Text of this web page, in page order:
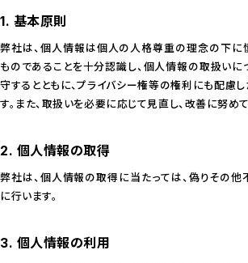
1. 基本原則
弊社は、個人情報は個人の人格尊重の理念の下に
ものであることを十分認識し、個人情報の取扱い
守するとともに、プライバシー権等の権利にも配慮
す。また、取扱いを必要に応じて見直し、改善に努めて
2. 個人情報の取得
弊社は、個人情報の取得に当たっては、偽りその
に行います。
3. 個人情報の利用